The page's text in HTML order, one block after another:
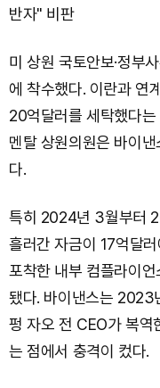
반자" 비판
미 상원 국토안보·정부
에 착수했다. 이란과 연
20억달러를 세탁했다
멘탈 상원의원은 바이
다.
특히 2024년 3월부터
흘러간 자금이 17억달
포착한 내부 컴플라이
됐다. 바이낸스는 2023
펑 자오 전 CEO가 복역
는 점에서 충격이 컸다.